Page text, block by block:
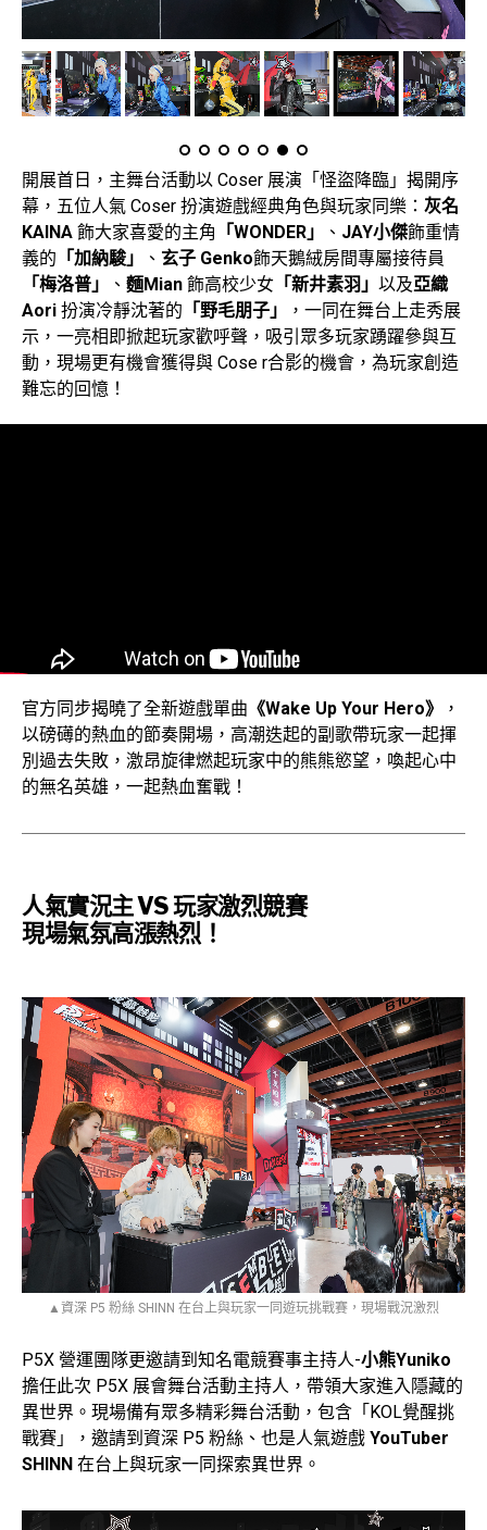
開展首日，主舞台活動以 Coser 展演「怪盜降臨」揭開序
幕，五位人氣 Coser 扮演遊戲經典角色與玩家同樂： 灰名
KAINA 飾大家喜愛的主角 「WONDER」 、 JAY小傑飾重情
義的 「加納駿」 、 玄子 Genko飾天鵝絨房間專屬接待員
「梅洛普」
、 麵Mian 飾高校少女 「新井素羽」 以及亞織
Aori 扮演冷靜沈著的 「野毛朋子」
，一同在舞台上走秀展
示，一亮相即掀起玩家歡呼聲，吸引眾多玩家踴躍參與互
動，現場更有機會獲得與 Cose r合影的機會，為玩家創造
難忘的回憶！
官方同步揭曉了全新遊戲單曲 《Wake Up Your Hero》
，
以磅礡的熱血的節奏開場，高潮迭起的副歌帶玩家一起揮
別過去失敗，激昂旋律燃起玩家中的熊熊慾望，喚起心中
的無名英雄，一起熱血奮戰！
人氣實況主 VS 玩家激烈競賽
現場氣氛高漲熱烈！
▲資深 P5 粉絲 SHINN 在台上與玩家一同遊玩挑戰賽，現場戰況激烈
P5X 營運團隊更邀請到知名電競賽事主持人-小熊Yuniko
擔任此次 P5X 展會舞台活動主持人，帶領大家進入隱藏的
異世界。現場備有眾多精彩舞台活動，包含「KOL覺醒挑
戰賽」，邀請到資深 P5 粉絲、也是人氣遊戲 YouTuber
SHINN 在台上與玩家一同探索異世界。